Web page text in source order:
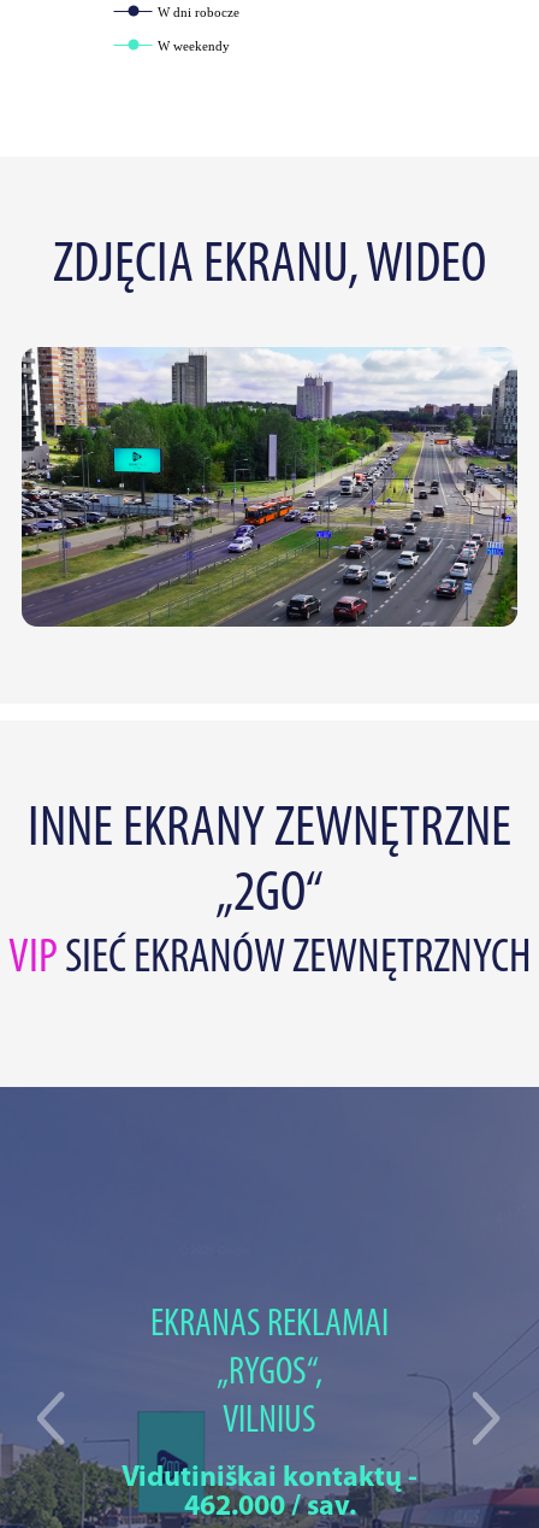
W dni robocze
W weekendy
ZDJĘCIA EKRANU, WIDEO
INNE EKRANY ZEWNĘTRZNE
„2GO“
VIP SIEĆ EKRANÓW ZEWNĘTRZNYCH
EKRANAS REKLAMAI
„RYGOS“,
VILNIUS
Vidutiniškai kontaktų -
462.000 / sav.